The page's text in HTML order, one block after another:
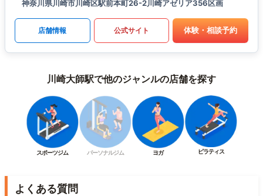
神奈川県川崎市川崎区駅前本町26-2川崎アゼリア356区画
店舗情報 公式サイト 体験・相談予約
川崎大師駅で他のジャンルの店舗を探す
スポーツジム パーソナルジム ヨガ ピラティス
よくある質問